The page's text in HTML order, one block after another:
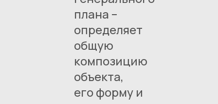
плана –
определяет
общую
композицию
объекта,
его форму и